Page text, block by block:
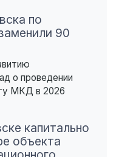
по
90
о проведении
МКД в 2026
капитально
объекта